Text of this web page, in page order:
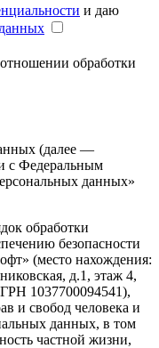
и даю
обработки
(далее —
с Федеральным
данных»
обработки
безопасности
(место нахождения:
д.1, этаж 4,
1037700094541),
и свобод человека и
данных, в том
частной жизни,